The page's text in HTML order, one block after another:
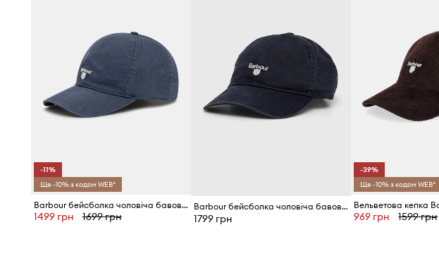
-11%
Ще -10% з кодом WEB*
Barbour бейсболка чоловіча бавовняна
1499 грн 1699 грн
Barbour бейсболка чоловіча бавовняна
1799 грн
-39%
Ще -10% з кодом WEB*
969 грн 1599 грн